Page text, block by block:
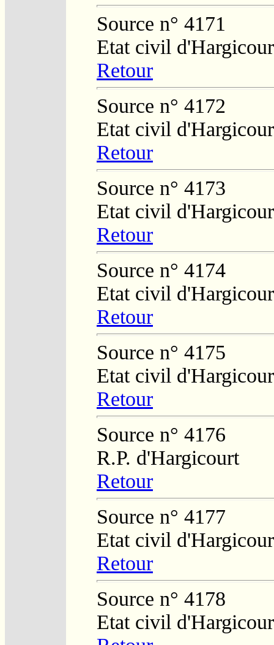
Source n° 4171
Etat civil
Retour
Source n° 4172
Etat civil
Retour
Source n° 4173
Etat civil
Retour
Source n° 4174
Etat civil
Retour
Source n° 4175
Etat civil
Retour
Source n° 4176
R.P. d'Hargicourt
Retour
Source n° 4177
Etat civil
Retour
Source n° 4178
Etat civil